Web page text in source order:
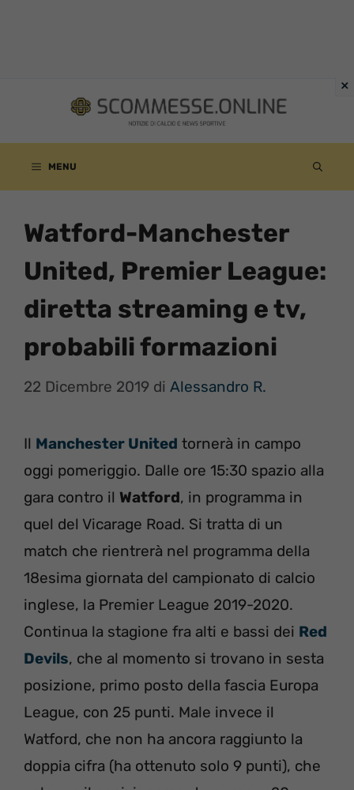
contenuto
MENU
Watford-Manchester
United, Premier League:
diretta streaming e tv,
probabili formazioni
22 Dicembre 2019 di Alessandro R.
Il Manchester United tornerà in campo
oggi pomeriggio. Dalle ore 15:30 spazio alla
gara contro il Watford, in programma in
quel del Vicarage Road. Si tratta di un
match che rientrerà nel programma della
18esima giornata del campionato di calcio
inglese, la Premier League 2019-2020.
Continua la stagione fra alti e bassi dei Red
Devils, che al momento si trovano in sesta
posizione, primo posto della fascia Europa
League, con 25 punti. Male invece il
Watford, che non ha ancora raggiunto la
doppia cifra (ha ottenuto solo 9 punti), che